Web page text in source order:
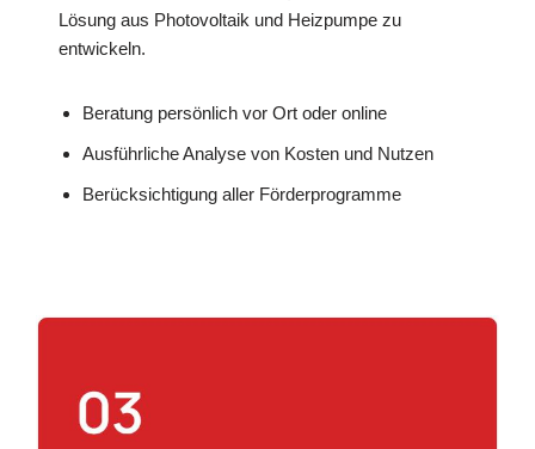
Lösung aus Photovoltaik und Heizpumpe zu
entwickeln.
Beratung persönlich vor Ort oder online
Ausführliche Analyse von Kosten und Nutzen
Berücksichtigung aller Förderprogramme